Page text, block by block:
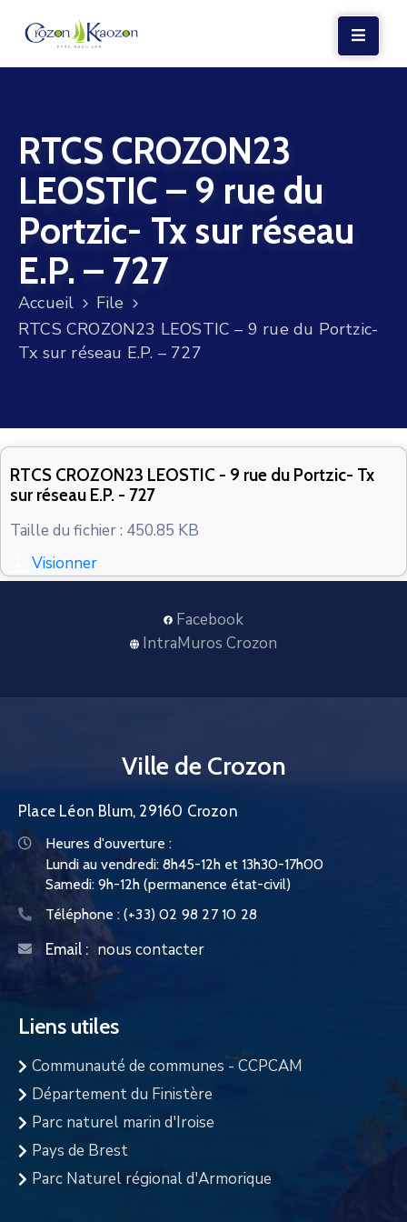
VIE
LOCALE
VIE
SOCIALE
TERRE
ET
MER
VOS
RTCS CROZON23
LEOSTIC – 9 rue du
Portzic- Tx sur réseau
E.P. – 727
Accueil
File
RTCS CROZON23 LEOSTIC – 9 rue du Portzic-
Tx sur réseau E.P. – 727
RTCS CROZON23 LEOSTIC - 9 rue du Portzic- Tx
sur réseau E.P. - 727
Taille du fichier : 450.85 KB
Visionner
Facebook
IntraMuros Crozon
Ville de Crozon
Place Léon Blum, 29160 Crozon
Heures d'ouverture :
Lundi au vendredi: 8h45-12h et 13h30-17h00
Samedi: 9h-12h (permanence état-civil)
Téléphone : (+33) 02 98 27 10 28
Email : nous contacter
Liens utiles
Communauté de communes - CCPCAM
Département du Finistère
Parc naturel marin d'Iroise
Pays de Brest
Parc Naturel régional d'Armorique